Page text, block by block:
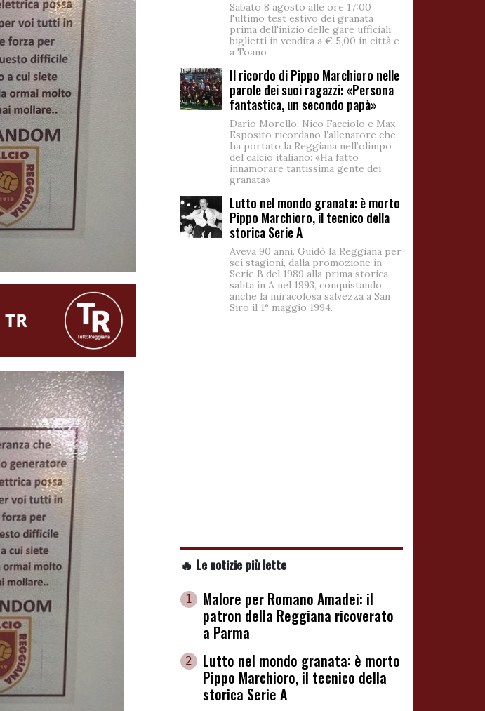
Sabato 8 agosto alle ore 17:00
l'ultimo test estivo dei granata
prima dell'inizio delle gare ufficiali:
biglietti in vendita a € 5,00 in città e
a Toano
Il ricordo di Pippo Marchioro nelle
parole dei suoi ragazzi: «Persona
fantastica, un secondo papà»
Dario Morello, Nico Facciolo e Max
Esposito ricordano l’allenatore che
ha portato la Reggiana nell’olimpo
del calcio italiano: «Ha fatto
innamorare tantissima gente dei
granata»
Lutto nel mondo granata: è morto
Pippo Marchioro, il tecnico della
storica Serie A
Aveva 90 anni. Guidò la Reggiana per
sei stagioni, dalla promozione in
Serie B del 1989 alla prima storica
salita in A nel 1993, conquistando
anche la miracolosa salvezza a San
Siro il 1° maggio 1994.
🔥 Le notizie più lette
1
Malore per Romano Amadei: il
patron della Reggiana ricoverato
a Parma
2
Lutto nel mondo granata: è morto
Pippo Marchioro, il tecnico della
storica Serie A